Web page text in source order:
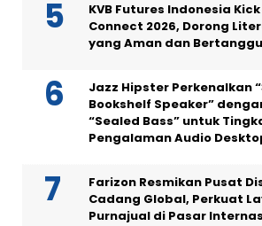
KVB Futures Indonesia
Connect 2026, Dorong
yang Aman dan
Jazz Hipster Perkenalkan
Bookshelf Speaker”
“Sealed Bass” untuk
Pengalaman Audio
Farizon Resmikan Pusat
Cadang Global, Perkuat
Purnajual di Pasar